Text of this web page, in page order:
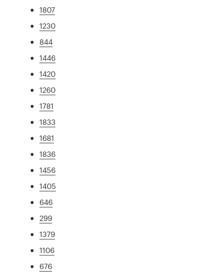
1807
1230
844
1446
1420
1260
1781
1833
1681
1836
1456
1405
646
299
1379
1106
676